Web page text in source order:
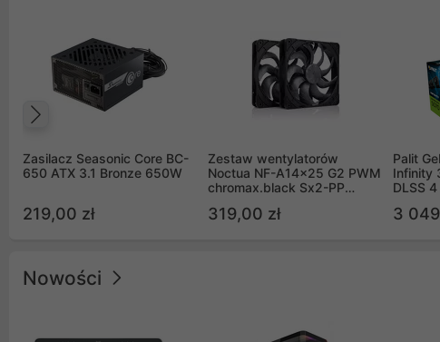
Zasilacz Seasonic Core BC-
650 ATX 3.1 Bronze 650W
219,00 zł
Zestaw wentylatorów
Noctua NF-A14x25 G2 PWM
chromax.black Sx2-PP
(2szt)
319,00 zł
Palit
Infinity
DLSS
3
Nowości